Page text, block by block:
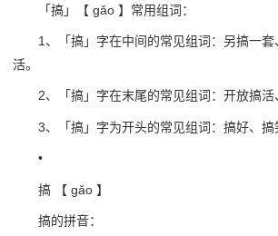
「搞」【 gǎo 】常用组词：
1、「搞」字在中间的常见组词：另搞一套
活。
2、「搞」字在末尾的常见组词：开放搞活
3、「搞」字为开头的常见组词：搞好、搞
•
搞 【 gǎo 】
搞的拼音：